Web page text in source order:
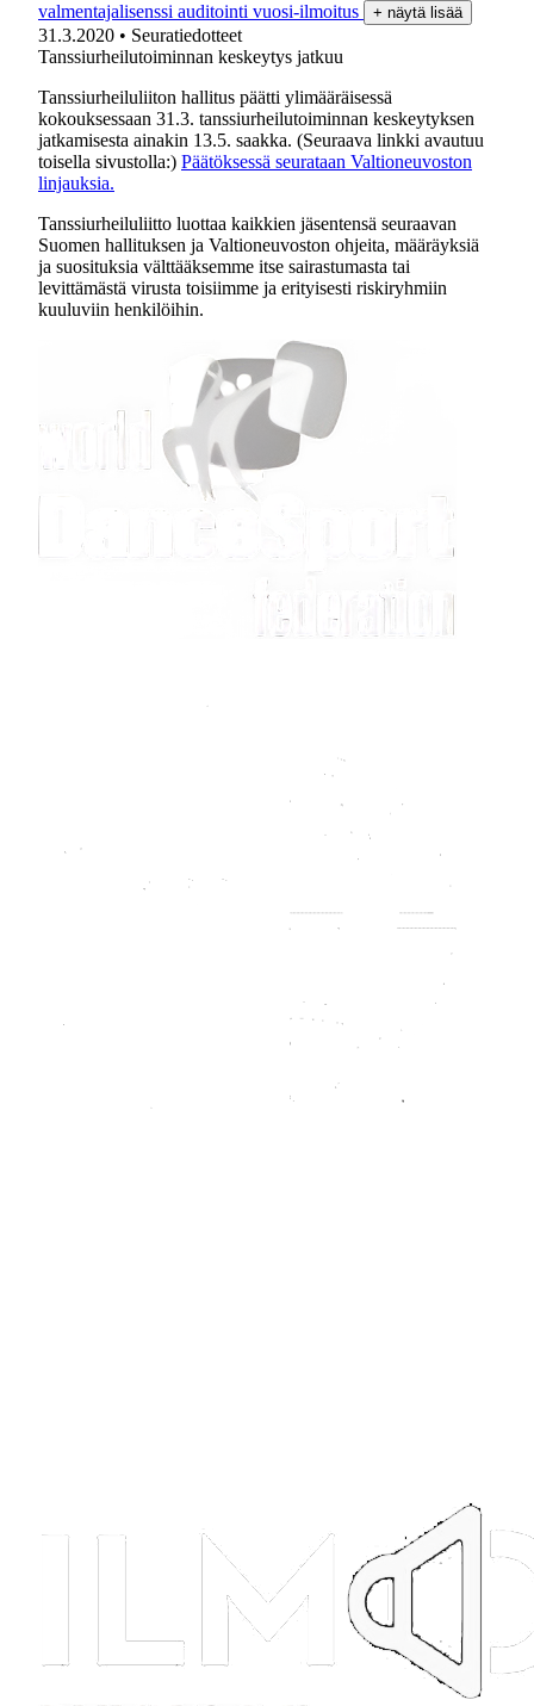
valmentajalisenssi auditointi vuosi-ilmoitus + näytä lisää
31.3.2020 • Seuratiedotteet
Tanssiurheilutoiminnan keskeytys jatkuu
Tanssiurheiluliiton hallitus päätti ylimääräisessä
kokouksessaan 31.3. tanssiurheilutoiminnan keskeytyksen
jatkamisesta ainakin 13.5. saakka. (Seuraava linkki avautuu
toisella sivustolla:) Päätöksessä seurataan Valtioneuvoston
linjauksia.
Tanssiurheiluliitto luottaa kaikkien jäsentensä seuraavan
Suomen hallituksen ja Valtioneuvoston ohjeita, määräyksiä
ja suosituksia välttääksemme itse sairastumasta tai
levittämästä virusta toisiimme ja erityisesti riskiryhmiin
kuuluviin henkilöihin.